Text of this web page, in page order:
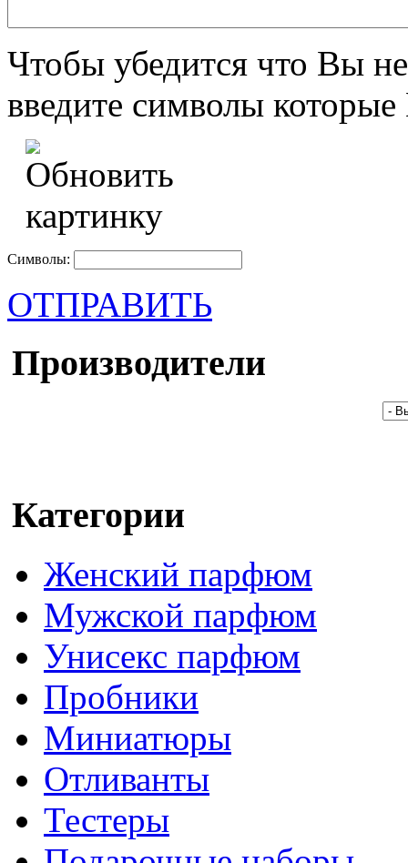
Чтобы убедится что Вы
введите символы
Символы:
ОТПРАВИТЬ
Производители
Категории
Женский парфюм
Мужской парфюм
Унисекс парфюм
Пробники
Миниатюры
Отливанты
Тестеры